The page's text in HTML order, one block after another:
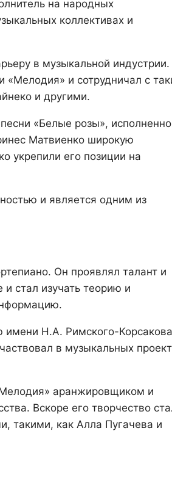
на народных
коллективах и
в музыкальной
и сотрудничал с
и другими.
«Белые розы»,
Матвиенко широкую
укрепили его позиции на
и является одним из
Он проявлял талант и
стал изучать теорию и
имени Н.А. Римского-
в музыкальных
аранжировщиком и
Вскоре его творчество
такими, как Алла Пугачева и